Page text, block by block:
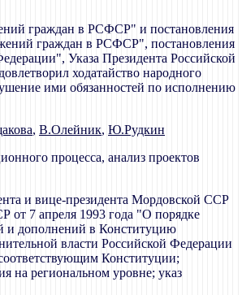
граждан в РСФСР" и постановления
граждан в РСФСР", постановления
Указа Президента Российской
ходатайство народного
ими обязанностей по исполнению
, В.Олейник, Ю.Рудкин
процесса, анализ проектов
и вице-президента Мордовской ССР
7 апреля 1993 года "О порядке
и дополнений в Конституцию
власти Российской Федерации
Конституции;
на региональном уровне; указ